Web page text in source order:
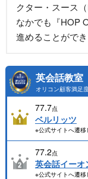
クター・スース
なかでも『HOP
進めることがで
英会話教室
オリコン顧客満足
77.7点
ベルリッツ
※公式サイトへ遷移
77.2点
英会話イーオ
※公式サイトへ遷移